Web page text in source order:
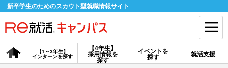
新卒学生のためのスカウト型就職情報サイト
【4年生】
採用情報を
探す
【1～3年生】
インターンを探す
イベントを
探す
就活支援
会員登録 ログイン